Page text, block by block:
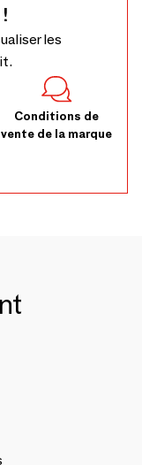
les
Conditions de
vente de la marque